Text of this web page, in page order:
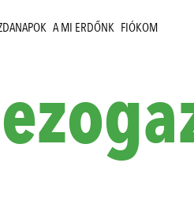
A MI ERDŐNK FIÓKOM